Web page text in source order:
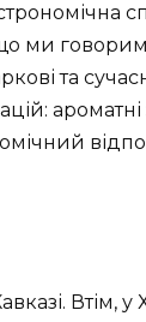
ми
та
Втім, у